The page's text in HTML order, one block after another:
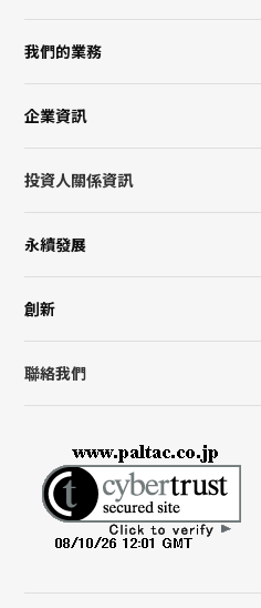
我們的業務
企業資訊
投資人關係資訊
永續發展
創新
聯絡我們